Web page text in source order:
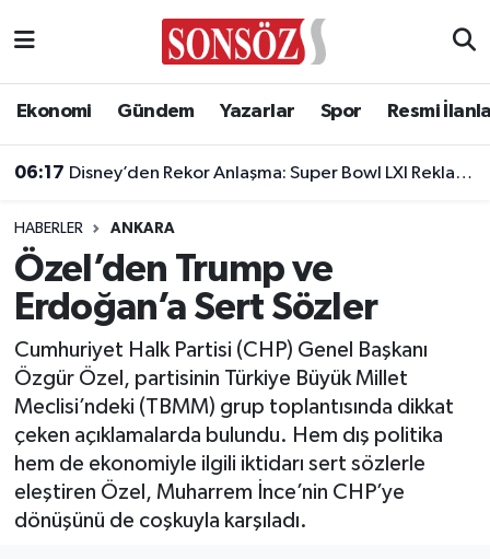
Ekonomi Gündem Yazarlar Spor Resmi
06:17 Disney’den Rekor Anlaşma: Super Bowl LXI Reklam Rekortmeni Oldu!
HABERLER ANKARA
Özel’den Trump ve
Erdoğan’a Sert Sözler
Cumhuriyet Halk Partisi (CHP) Genel Başkanı
Özgür Özel, partisinin Türkiye Büyük Millet
Meclisi’ndeki (TBMM) grup toplantısında dikkat
çeken açıklamalarda bulundu. Hem dış politika
hem de ekonomiyle ilgili iktidarı sert sözlerle
eleştiren Özel, Muharrem İnce’nin CHP’ye
dönüşünü de coşkuyla karşıladı.
Asayiş
Biyografi
Çevre
Diğer
Dünya
Eğitim
Ekonomi
Ankara Nöbetçi Eczaneler
Ankara Trafik Yoğunluk Haritası
Süper Lig Puan Durumu ve Fikstür
Tüm Manşetler
Son Dakika Haberleri
Haber Arşivi